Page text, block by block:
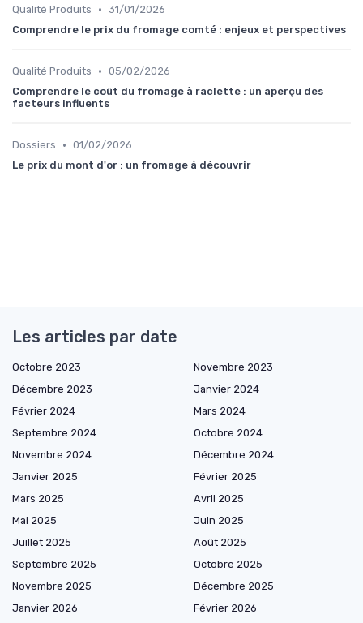
Qualité Produits • 31/01/2026
Comprendre le prix du fromage comté : enjeux et perspectives
Qualité Produits • 05/02/2026
Comprendre le coût du fromage à raclette : un aperçu des
facteurs influents
Dossiers • 01/02/2026
Le prix du mont d'or : un fromage à découvrir
Les articles par date
Octobre 2023
Novembre 2023
Décembre 2023
Janvier 2024
Février 2024
Mars 2024
Septembre 2024
Octobre 2024
Novembre 2024
Décembre 2024
Janvier 2025
Février 2025
Mars 2025
Avril 2025
Mai 2025
Juin 2025
Juillet 2025
Août 2025
Septembre 2025
Octobre 2025
Novembre 2025
Décembre 2025
Janvier 2026
Février 2026